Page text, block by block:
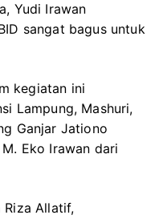
Yudi Irawan
sangat bagus untuk
kegiatan ini
Lampung, Mashuri,
Ganjar Jationo
Eko Irawan dari
Riza Allatif,